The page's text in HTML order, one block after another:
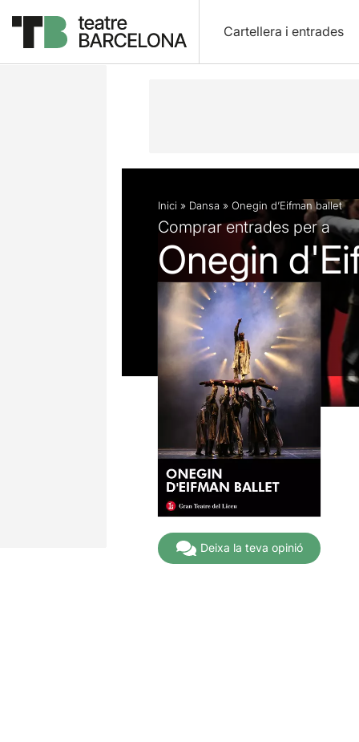
Cartellera i entrades
Descripció Fitxa artística Fotos i
Inici » Dansa » Onegin d’Eifman ballet
Comprar entrades per a
Onegin
Deixa la teva opinió